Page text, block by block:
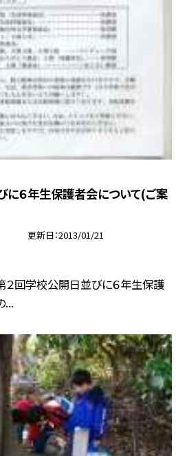
に６年生保護者会について(ご案
更新日 2013/01/21
２回学校公開日並びに６年生保護
...